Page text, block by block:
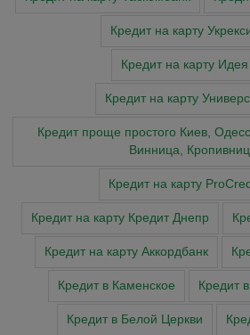
Кредит на карту
Кредит на карту
Кредит на карту
Кредит проще простого Киев,
Винница,
Кредит на карту
Кредит на карту Кредит Днепр
Кредит на карту Аккордбанк
Кредит в Каменское Кредит
Кредит в Белой Церкви